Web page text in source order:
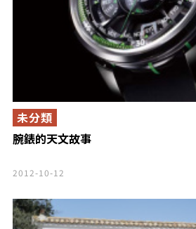
腕錶的天文故事
未分類
2012-10-12